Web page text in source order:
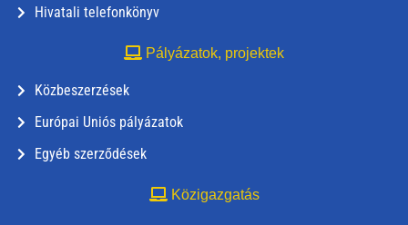
Hivatali telefonkönyv
Pályázatok, projektek
Közbeszerzések
Európai Uniós pályázatok
Egyéb szerződések
Közigazgatás